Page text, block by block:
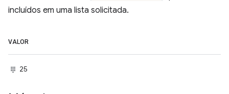
incluídos em uma lista solicitada.
VALOR
25